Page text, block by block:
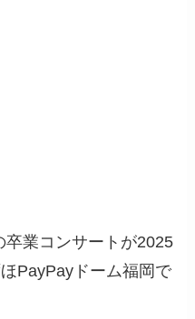
卒業コンサートが2025
PayPayドーム福岡で